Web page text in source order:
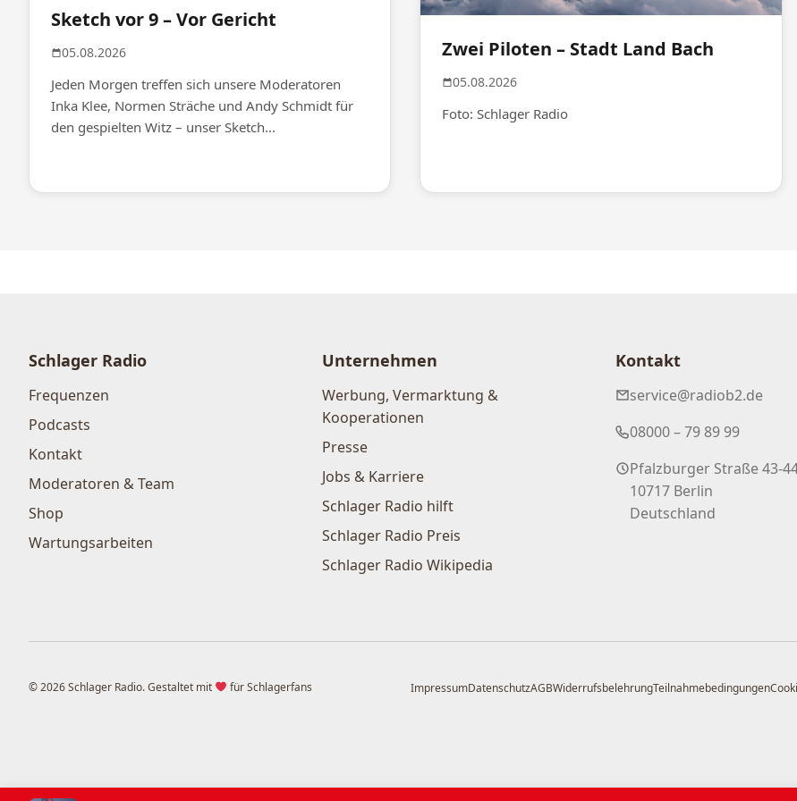
Sketch vor 9 – Vor Gericht
05.08.2026
Jeden Morgen treffen sich unsere Moderatoren
Inka Klee, Normen Sträche und Andy Schmidt für
den gespielten Witz – unser Sketch...
Zwei Piloten – Stadt Land Bach
05.08.2026
Foto: Schlager Radio
Schlager Radio
Frequenzen
Podcasts
Kontakt
Moderatoren & Team
Shop
Wartungsarbeiten
Unternehmen
Werbung, Vermarktung &
Kooperationen
Presse
Jobs & Karriere
Schlager Radio hilft
Schlager Radio Preis
Schlager Radio Wikipedia
Kontakt
service@radiob2.de
08000 – 79 89 99
Pfalzburger Straße 43-
10717 Berlin
Deutschland
© 2026 Schlager Radio. Gestaltet mit für Schlagerfans ImpressumDatenschutzAGBWiderrufsbelehrungTeilnahmebedingungen